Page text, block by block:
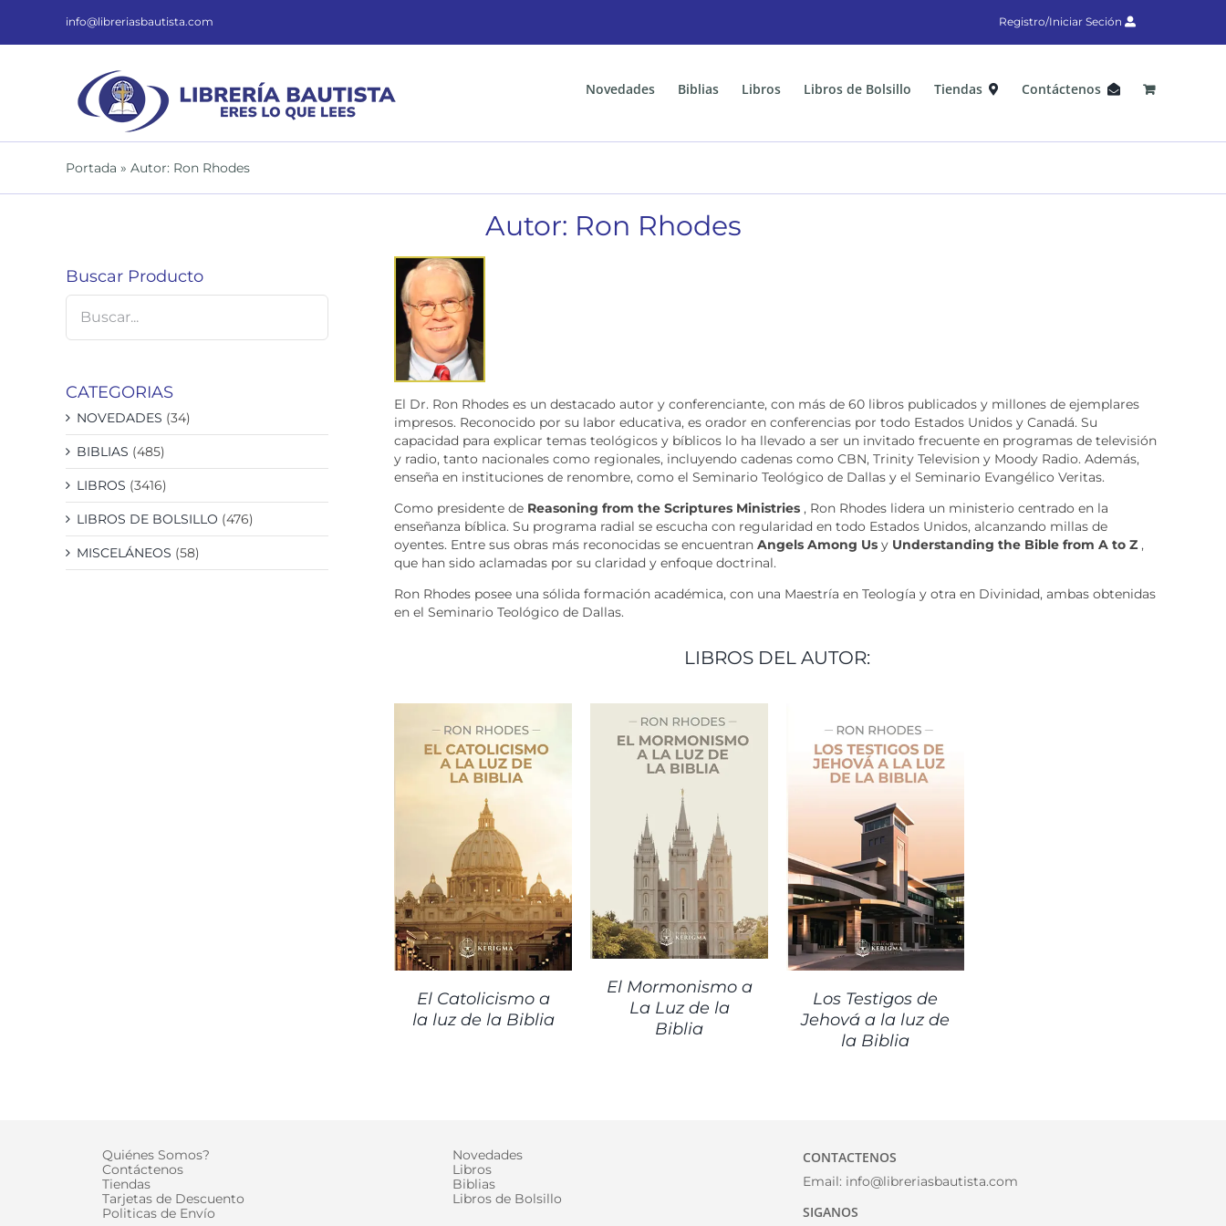
info@libreriasbautista.com Registro/Iniciar Seción
Novedades Biblias Libros Libros de Bolsillo Tiendas Contáctenos
Portada » Autor: Ron Rhodes
Autor: Ron Rhodes
El Dr. Ron Rhodes es un destacado autor y conferenciante, con más de 60 libros publicados y millones de ejemplares
impresos. Reconocido por su labor educativa, es orador en conferencias por todo Estados Unidos y Canadá. Su
capacidad para explicar temas teológicos y bíblicos lo ha llevado a ser un invitado frecuente en programas de televisión
y radio, tanto nacionales como regionales, incluyendo cadenas como CBN, Trinity Television y Moody Radio. Además,
enseña en instituciones de renombre, como el Seminario Teológico de Dallas y el Seminario Evangélico Veritas.
Como presidente de Reasoning from the Scriptures Ministries , Ron Rhodes lidera un ministerio centrado en la
enseñanza bíblica. Su programa radial se escucha con regularidad en todo Estados Unidos, alcanzando millas de
oyentes. Entre sus obras más reconocidas se encuentran Angels Among Us y Understanding the Bible from A to Z ,
que han sido aclamadas por su claridad y enfoque doctrinal.
Ron Rhodes posee una sólida formación académica, con una Maestría en Teología y otra en Divinidad, ambas obtenidas
en el Seminario Teológico de Dallas.
LIBROS DEL AUTOR:
El Catolicismo a
la luz de la Biblia
DETALLES
El Mormonismo a
La Luz de la
Biblia
DETALLES
Los Testigos de
Jehová a la luz de
la Biblia
Buscar Producto
CATEGORIAS
NOVEDADES (34)
BIBLIAS (485)
LIBROS (3416)
LIBROS DE BOLSILLO (476)
MISCELÁNEOS (58)
Quiénes Somos?
Contáctenos
Tiendas
Tarjetas de Descuento
Politicas de Envío
Novedades
Libros
Biblias
Libros de Bolsillo
CONTACTENOS
Email: info@libreriasbautista.com
SIGANOS